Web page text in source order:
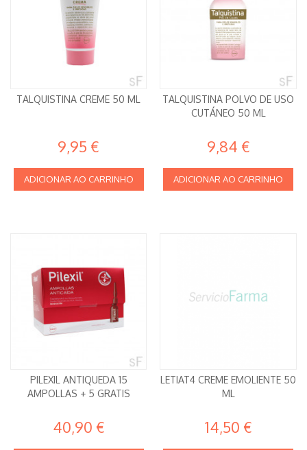
TALQUISTINA CREME 50 ML
9,95 €
ADICIONAR AO CARRINHO
TALQUISTINA POLVO DE USO
CUTÁNEO 50 ML
9,84 €
ADICIONAR AO CARRINHO
PILEXIL ANTIQUEDA 15
AMPOLLAS + 5 GRATIS
40,90 €
LETIAT4 CREME EMOLIENTE 50
ML
14,50 €